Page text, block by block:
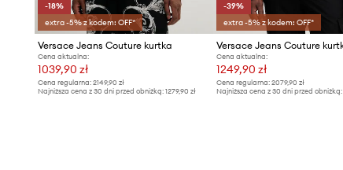
-18%
extra -5% z kodem: OFF*
Versace Jeans Couture kurtka
Cena aktualna:
1039,90 zł
Cena regularna: 2149,90 zł
Najniższa cena z 30 dni przed obniżką: 1279,90 zł
-39%
extra -5% z kodem: OFF*
Cena aktualna:
1249,90 zł
Cena regularna:2079,90 zł
Najniższa cena z 30 dni przed obniżką: